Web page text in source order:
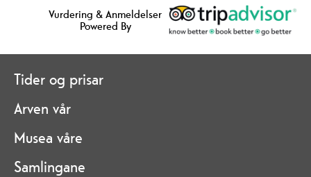
Vurdering & Anmeldelser
Powered By
Tider og prisar
Arven vår
Musea våre
Samlingane